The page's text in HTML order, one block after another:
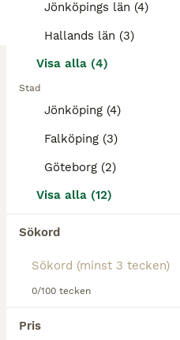
Jönköpings län (4)
Hallands län (3)
Visa alla (4)
Stad
Jönköping (4)
Falköping (3)
Göteborg (2)
Visa alla (12)
Sökord
0/100 tecken
Pris
Sällskapshäst
(63.8km)